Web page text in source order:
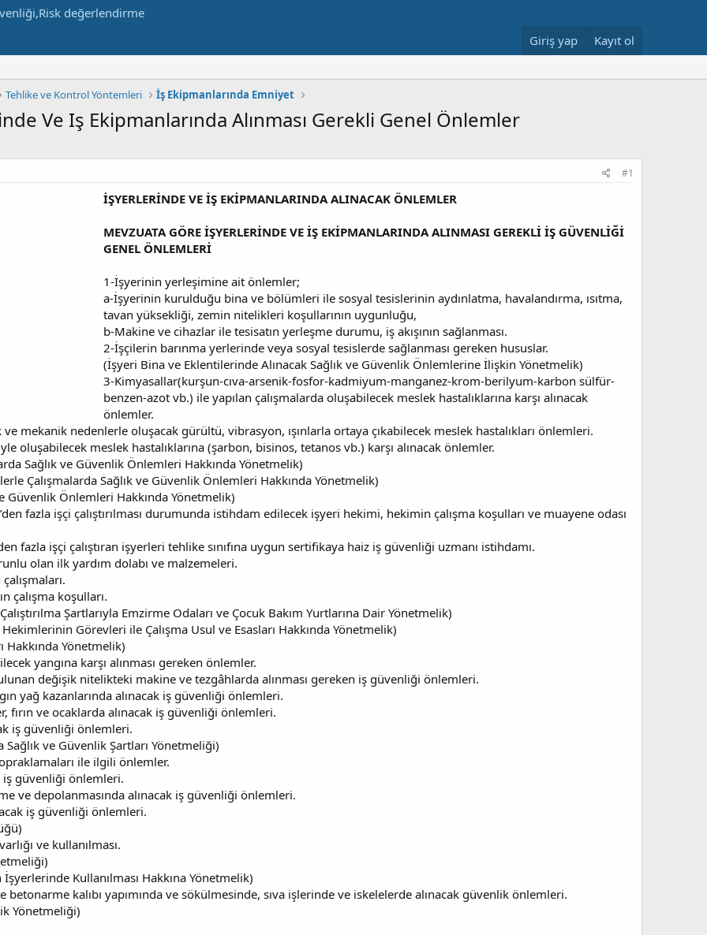
Giriş yap Kayıt ol
Tehlike ve Kontrol Yöntemleri İş Ekipmanlarında Emniyet
Ve Iş Ekipmanlarında Alınması Gerekli Genel Önlemler
#1
İŞYERLERİNDE VE İŞ EKİPMANLARINDA ALINACAK ÖNLEMLER
MEVZUATA GÖRE İŞYERLERİNDE VE İŞ EKİPMANLARINDA ALINMASI GEREKLİ İŞ GÜVENLİĞİ
GENEL ÖNLEMLERİ
1-İşyerinin yerleşimine ait önlemler;
a-İşyerinin kurulduğu bina ve bölümleri ile sosyal tesislerinin aydınlatma, havalandırma, ısıtma,
tavan yüksekliği, zemin nitelikleri koşullarının uygunluğu,
b-Makine ve cihazlar ile tesisatın yerleşme durumu, iş akışının sağlanması.
2-İşçilerin barınma yerlerinde veya sosyal tesislerde sağlanması gereken hususlar.
(İşyeri Bina ve Eklentilerinde Alınacak Sağlık ve Güvenlik Önlemlerine İlişkin Yönetmelik)
3-Kimyasallar(kurşun-cıva-arsenik-fosfor-kadmiyum-manganez-krom-berilyum-karbon sülfür-
benzen-azot vb.) ile yapılan çalışmalarda oluşabilecek meslek hastalıklarına karşı alınacak
önlemler.
mekanik nedenlerle oluşacak gürültü, vibrasyon, ışınlarla ortaya çıkabilecek meslek hastalıkları önlemleri.
oluşabilecek meslek hastalıklarına (şarbon, bisinos, tetanos vb.) karşı alınacak önlemler.
Sağlık ve Güvenlik Önlemleri Hakkında Yönetmelik)
Çalışmalarda Sağlık ve Güvenlik Önlemleri Hakkında Yönetmelik)
Güvenlik Önlemleri Hakkında Yönetmelik)
fazla işçi çalıştırılması durumunda istihdam edilecek işyeri hekimi, hekimin çalışma koşulları ve muayene odası
fazla işçi çalıştıran işyerleri tehlike sınıfına uygun sertifikaya haiz iş güvenliği uzmanı istihdamı.
olan ilk yardım dolabı ve malzemeleri.
çalışma koşulları.
Şartlarıyla Emzirme Odaları ve Çocuk Bakım Yurtlarına Dair Yönetmelik)
Görevleri ile Çalışma Usul ve Esasları Hakkında Yönetmelik)
Hakkında Yönetmelik)
yangına karşı alınması gereken önlemler.
değişik nitelikteki makine ve tezgâhlarda alınması gereken iş güvenliği önlemleri.
yağ kazanlarında alınacak iş güvenliği önlemleri.
fırın ve ocaklarda alınacak iş güvenliği önlemleri.
iş güvenliği önlemleri.
Sağlık ve Güvenlik Şartları Yönetmeliği)
ile ilgili önlemler.
iş güvenliği önlemleri.
ve depolanmasında alınacak iş güvenliği önlemleri.
iş güvenliği önlemleri.
ve kullanılması.
Kullanılması Hakkına Yönetmelik)
betonarme kalıbı yapımında ve sökülmesinde, sıva işlerinde ve iskelelerde alınacak güvenlik önlemleri.
Yönetmeliği)